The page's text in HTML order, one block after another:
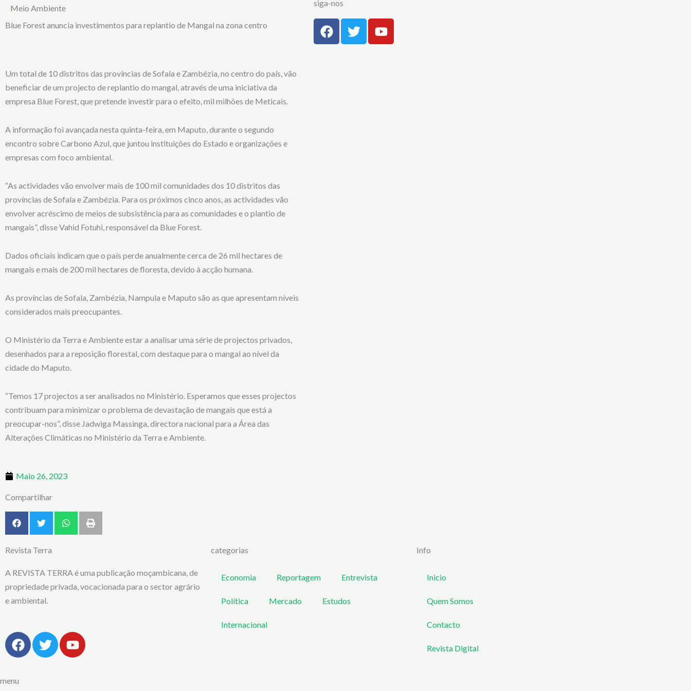
Meio Ambiente
Blue Forest anuncia investimentos para replantio de Mangal na zona centro
Um total de 10 distritos das províncias de Sofala e Zambézia, no centro do país, vão
beneficiar de um projecto de replantio do mangal, através de uma iniciativa da
empresa Blue Forest, que pretende investir para o efeito, mil milhões de Meticais.
A informação foi avançada nesta quinta-feira, em Maputo, durante o segundo
encontro sobre Carbono Azul, que juntou instituições do Estado e organizações e
empresas com foco ambiental.
“As actividades vão envolver mais de 100 mil comunidades dos 10 distritos das
províncias de Sofala e Zambézia. Para os próximos cinco anos, as actividades vão
envolver acréscimo de meios de subsistência para as comunidades e o plantio de
mangais”, disse Vahid Fotuhi, responsável da Blue Forest.
Dados oficiais indicam que o país perde anualmente cerca de 26 mil hectares de
mangais e mais de 200 mil hectares de floresta, devido à acção humana.
As províncias de Sofala, Zambézia, Nampula e Maputo são as que apresentam níveis
considerados mais preocupantes.
O Ministério da Terra e Ambiente estar a analisar uma série de projectos privados,
desenhados para a reposição florestal, com destaque para o mangal ao nível da
cidade do Maputo.
“Temos 17 projectos a ser analisados no Ministério. Esperamos que esses projectos
contribuam para minimizar o problema de devastação de mangais que está a
preocupar-nos”, disse Jadwiga Massinga, directora nacional para a Área das
Alterações Climáticas no Ministério da Terra e Ambiente.
Maio 26, 2023
Compartilhar
siga-nos
F
a
T
w
Y
o
Revista Terra
A REVISTA TERRA é uma publicação moçambicana, de
propriedade privada, vocacionada para o sector agrário
e ambiental.
F
a
e
T
w
Y
o
categorias
Economia Reportagem Entrevista
Política Mercado Estudos
Internacional
Info
Inicio
Quem Somos
Contacto
Revista Digital
menu